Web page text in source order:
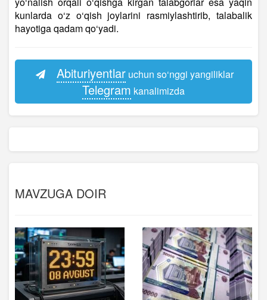
kunlarda o‘z o‘qish joylarini rasmiylashtirib, talabalik
hayotiga qadam qo‘yadi.
Abituriyentlaruchun so‘nggi yangiliklar
Telegram kanalimizda
MAVZUGA DOIR